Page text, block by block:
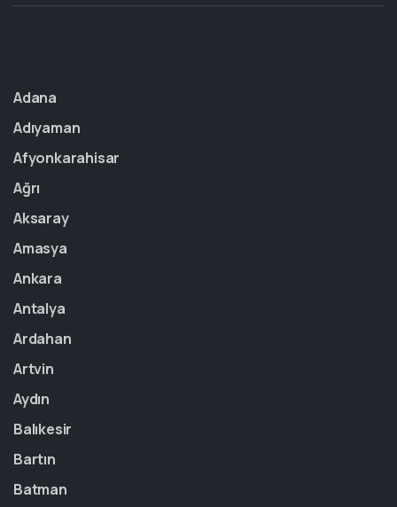
Adana
Adıyaman
Afyonkarahisar
Ağrı
Aksaray
Amasya
Ankara
Antalya
Ardahan
Artvin
Aydın
Balıkesir
Bartın
Batman